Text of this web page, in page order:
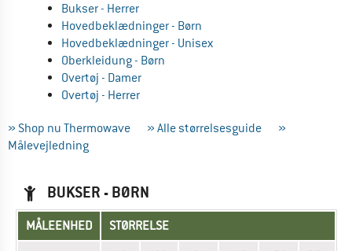
Bukser - Herrer
Hovedbeklædninger - Børn
Hovedbeklædninger - Unisex
Oberkleidung - Børn
Overtøj - Damer
Overtøj - Herrer
» Shop nu Thermowave » Alle størrelsesguide
»
Målevejledning
BUKSER - BØRN
MÅLEENHED STØRRELSE